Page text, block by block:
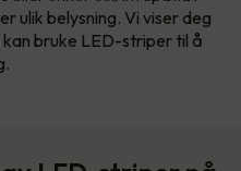
ulik belysning. Vi viser deg
bruke LED-striper til å